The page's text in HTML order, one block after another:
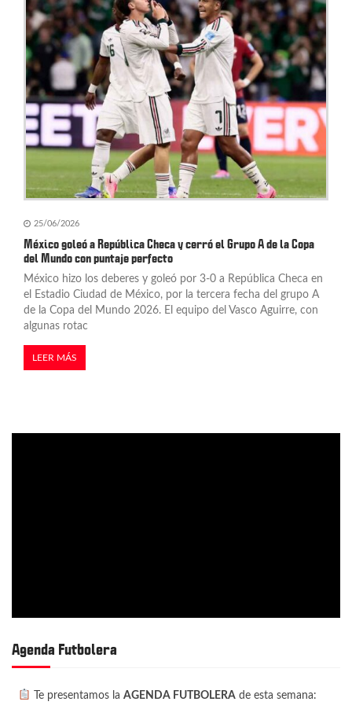
25/06/2026
México goleó a República Checa y cerró el Grupo A de la Copa
del Mundo con puntaje perfecto
México hizo los deberes y goleó por 3-0 a República Checa en
el Estadio Ciudad de México, por la tercera fecha del grupo A
de la Copa del Mundo 2026. El equipo del Vasco Aguirre, con
algunas rotac
LEER MÁS
Agenda Futbolera
Te presentamos la AGENDA FUTBOLERAde esta semana: